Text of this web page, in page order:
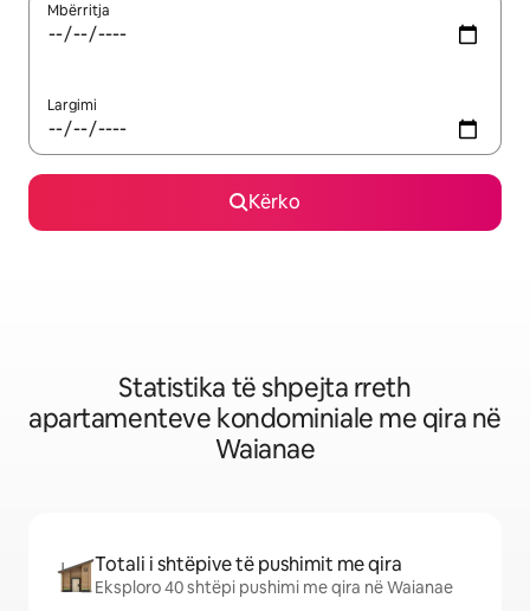
Mbërritja
Largimi
Kërko
Statistika të shpejta rreth
apartamenteve kondominiale me qira në
Waianae
Totali i shtëpive të pushimit me qira
Eksploro 40 shtëpi pushimi me qira në Waianae